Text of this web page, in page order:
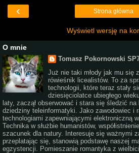
‹ Strona główna
Wyświetl wersję na
O mnie
Tomasz Pokornowski
Już nie taki młody jak mu się
rówieśnik licealistów. To za
technologii, które teraz stały
dziesięciolatce ubiegłego
laty, zaczął obserwować i stara się śledzić
dziedziny teleinformatyki. Jako zawodowiec i
technologiami zapewniającymi elektroniczną
Technika w służbie humanistów,
szacunek dla natury. Interesuje się ważnymi
przeplatając się, stanowią podstawę naszej
egzystencji. Pomieszanie romantyka z